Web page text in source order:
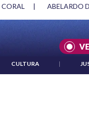
CORAL | ABELARDO
CULTURA |